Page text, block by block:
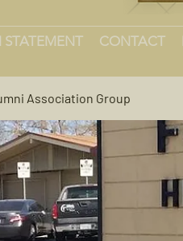
STATEMENT CONTACT
Association Group